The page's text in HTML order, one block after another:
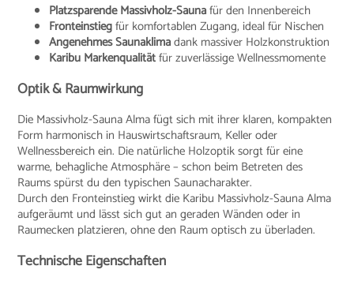
Platzsparende Massivholz-Saunafür den Innenbereich
Fronteinstiegfür komfortablen Zugang, ideal für Nischen
Angenehmes Saunaklimadank massiver Holzkonstruktion
Karibu Markenqualitätfür zuverlässige Wellnessmomente
Optik & Raumwirkung
Die Massivholz-Sauna Alma fügt sich mit ihrer klaren, kompakten
Form harmonisch in Hauswirtschaftsraum, Keller oder
Wellnessbereich ein. Die natürliche Holzoptik sorgt für eine
warme, behagliche Atmosphäre – schon beim Betreten des
Raums spürst du den typischen Saunacharakter.
Durch den Fronteinstieg wirkt die Karibu Massivholz-Sauna Alma
aufgeräumt und lässt sich gut an geraden Wänden oder in
Raumecken platzieren, ohne den Raum optisch zu überladen.
Technische Eigenschaften